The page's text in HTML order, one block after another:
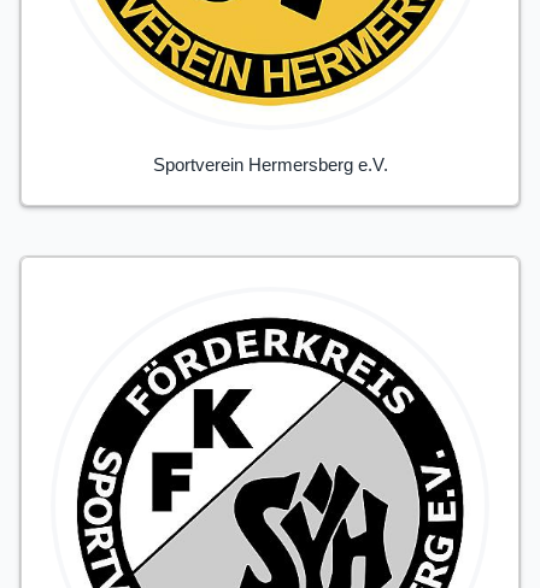
Sportverein Hermersberg e.V.